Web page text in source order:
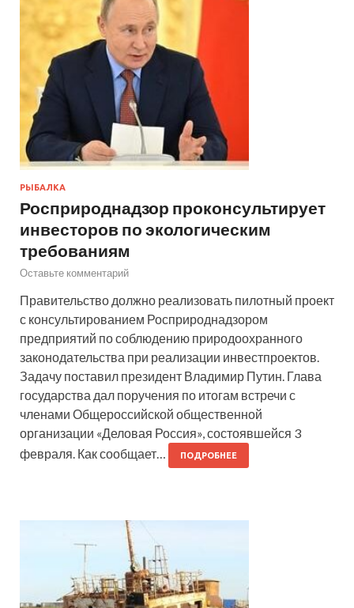
РЫБАЛКА
Росприроднадзор проконсультирует
инвесторов по экологическим
требованиям
Оставьте комментарий
Правительство должно реализовать пилотный проект
с консультированием Росприроднадзором
предприятий по соблюдению природоохранного
законодательства при реализации инвестпроектов.
Задачу поставил президент Владимир Путин. Глава
государства дал поручения по итогам встречи с
членами Общероссийской общественной
организации «Деловая Россия», состоявшейся 3
февраля. Как сообщает…
ПОДРОБНЕЕ